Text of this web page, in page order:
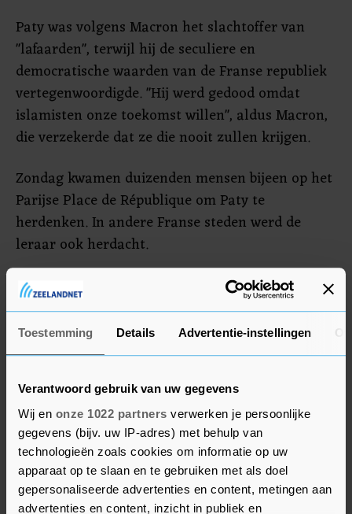
Toestemming Details Advertentie-instellingen
Verantwoord gebruik van uw gegevens
Wij en onze 1022 partners verwerken je persoonlijke
gegevens (bijv. uw IP-adres) met behulp van
technologieën zoals cookies om informatie op uw
apparaat op te slaan en te gebruiken met als doel
gepersonaliseerde advertenties en content, metingen aan
advertenties en content, inzicht in publiek en
Paty was volgens Macron het slachtoffer van
"lafaarden", terwijl hij de seculiere en
democratische waarden van de Franse republiek
vertegenwoordigde. "Hij werd gedood omdat
islamisten onze toekomst willen", aldus Macron,
die verzekerde dat ze die nooit zullen krijgen.
Zondag kwamen duizenden mensen bijeen op het
Parijse Place de République om Paty te
herdenken. In andere Franse steden werd de
leraar ook herdacht.
De 18-jarige Tsjetsjeense moslimextremist
Abdoellakh Anzorov werd door de politie
doodgeschoten na de moord. De Franse justitie
vervolgt zeven verdachten, onder wie twee
"samenzwering om een terroristische moord te
plegen".